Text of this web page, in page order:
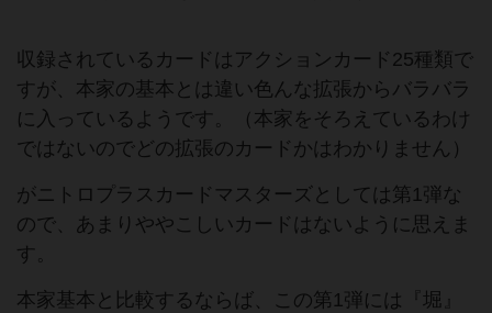
収録されているカードはアクションカード25種類で
すが、本家の基本とは違い色んな拡張からバラバラ
に入っているようです。（本家をそろえているわけ
ではないのでどの拡張のカードかはわかりません）
がニトロプラスカードマスターズとしては第1弾な
ので、あまりややこしいカードはないように思えま
す。
本家基本と比較するならば、この第1弾には『堀』